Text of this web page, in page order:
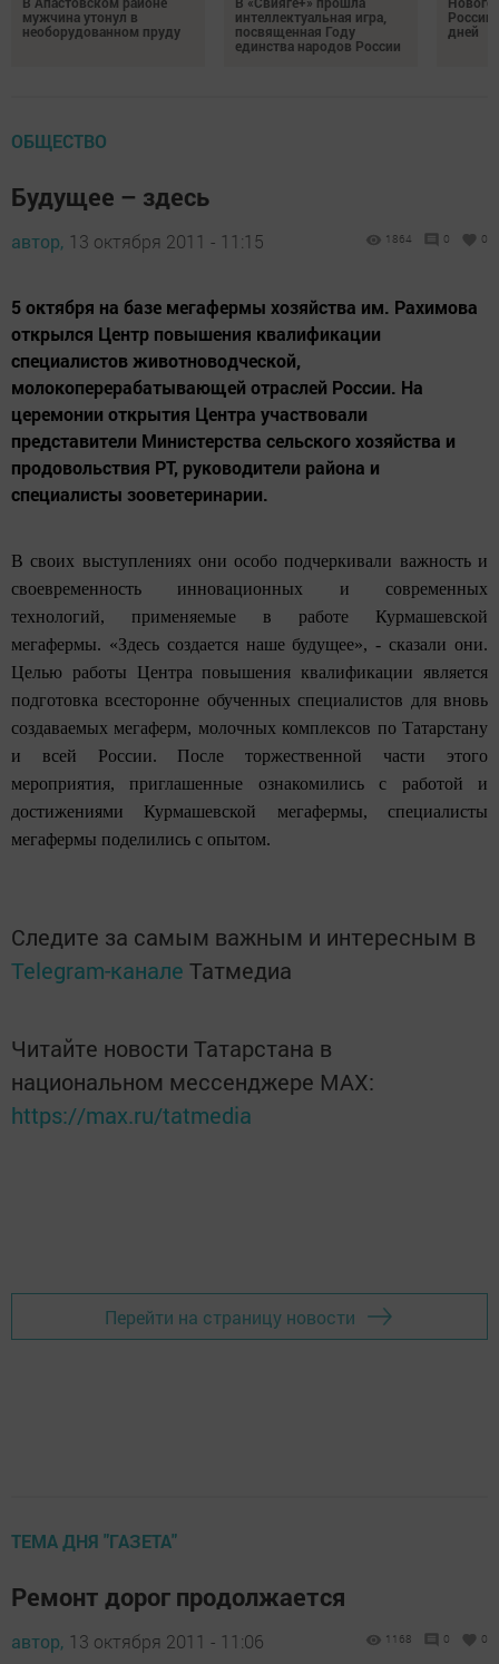
мужчина утонул в
необорудованном пруду
интеллектуальная игра,
посвященная Году
единства народов России
России
дней
ОБЩЕСТВО
Будущее – здесь
автор, 13 октября 2011 - 11:15 1864 0 0
5 октября на базе мегафермы хозяйства им. Рахимова
открылся Центр повышения квалификации
специалистов животноводческой,
молокоперерабатывающей отраслей России. На
церемонии открытия Центра участвовали
представители Министерства сельского хозяйства и
продовольствия РТ, руководители района и
специалисты зооветеринарии.
В своих выступлениях они особо подчеркивали важность и
своевременность инновационных и современных
технологий, применяемые в работе Курмашевской
мегафермы. «Здесь создается наше будущее», - сказали они.
Целью работы Центра повышения квалификации является
подготовка всесторонне обученных специалистов для вновь
создаваемых мегаферм, молочных комплексов по Татарстану
и всей России. После торжественной части этого
мероприятия, приглашенные
ознакомились с работой и
достижениями Курмашевской мегафермы, специалисты
мегафермы поделились с опытом.
Следите за самым важным и интересным в
Telegram-канале Татмедиа
Читайте новости Татарстана в
национальном мессенджере MАХ:
https://max.ru/tatmedia
Перейти на страницу новости
ТЕМА ДНЯ "ГАЗЕТА"
Ремонт дорог продолжается
автор, 13 октября 2011 - 11:06 1168 0 0